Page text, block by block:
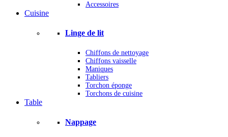
Accessoires
Cuisine
Linge de lit
Chiffons de nettoyage
Chiffons vaisselle
Maniques
Tabliers
Torchon éponge
Torchons de cuisine
Table
Nappage